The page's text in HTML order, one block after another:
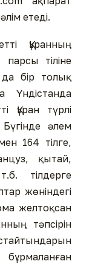
етеді.
Құранның
тіліне
бір толық
Құран түрлі
әлем
164 тілге,
қытай,
тілдерге
жөніндегі
желтоқсан
тәпсірін